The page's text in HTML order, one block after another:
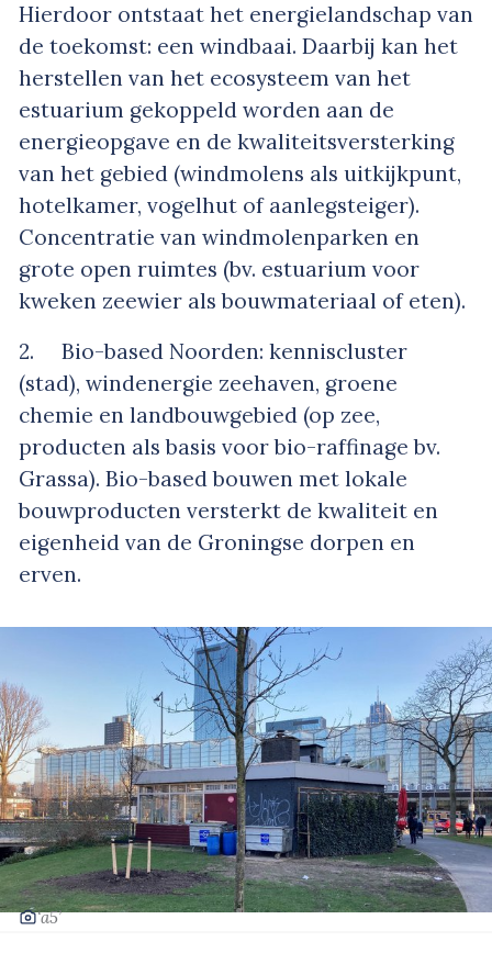
Hierdoor ontstaat het energielandschap van
de toekomst: een windbaai. Daarbij kan het
herstellen van het ecosysteem van het
estuarium gekoppeld worden aan de
energieopgave en de kwaliteitsversterking
van het gebied (windmolens als uitkijkpunt,
hotelkamer, vogelhut of aanlegsteiger).
Concentratie van windmolenparken en
grote open ruimtes (bv. estuarium voor
kweken zeewier als bouwmateriaal of eten).
2. Bio-based Noorden: kenniscluster
(stad), windenergie zeehaven, groene
chemie en landbouwgebied (op zee,
producten als basis voor bio-raffinage bv.
Grassa). Bio-based bouwen met lokale
bouwproducten versterkt de kwaliteit en
eigenheid van de Groningse dorpen en
erven.
‘a5’